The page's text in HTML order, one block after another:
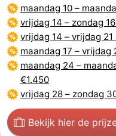
maandag 10 –
vrijdag 14 – zondag
vrijdag 14 – vrijdag
maandag 17 – vrijdag
maandag 24 –
€1.450
vrijdag 28 – zondag
Bekijk hier de